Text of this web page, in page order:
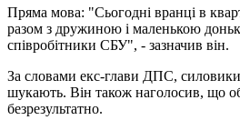
Пряма мова: "Сьогодні вранці в
разом з дружиною і маленькою
співробітники СБУ", - зазначив він.
За словами екс-глави ДПС,
шукають. Він також наголосив, що
безрезультатно.